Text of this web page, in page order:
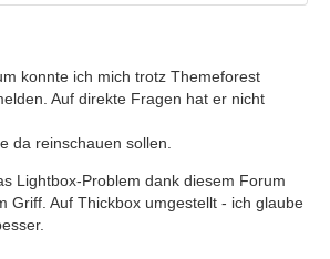
konnte ich mich trotz Themeforest
Auf direkte Fragen hat er nicht
da reinschauen sollen.
Lightbox-Problem dank diesem Forum
Griff. Auf Thickbox umgestellt - ich glaube